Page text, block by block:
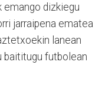
emango dizkiegu
jarraipena ematea
lanean
baititugu futbolean